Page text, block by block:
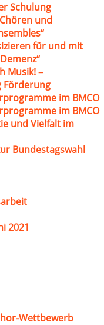
Schulung
und
für und mit
Musik! –
Förderung
im BMCO
im BMCO
und Vielfalt im
Bundestagswahl
2021
Wettbewerb